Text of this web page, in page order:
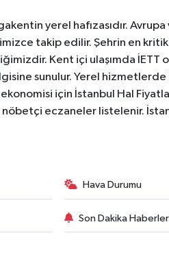
yerel hafızasıdır.
takip edilir. Şehrin en
Kent içi ulaşımda İETT
sunulur. Yerel hizmetlerde
için İstanbul Hal
eczaneler listelenir.
Hava Durumu
Son Dakika